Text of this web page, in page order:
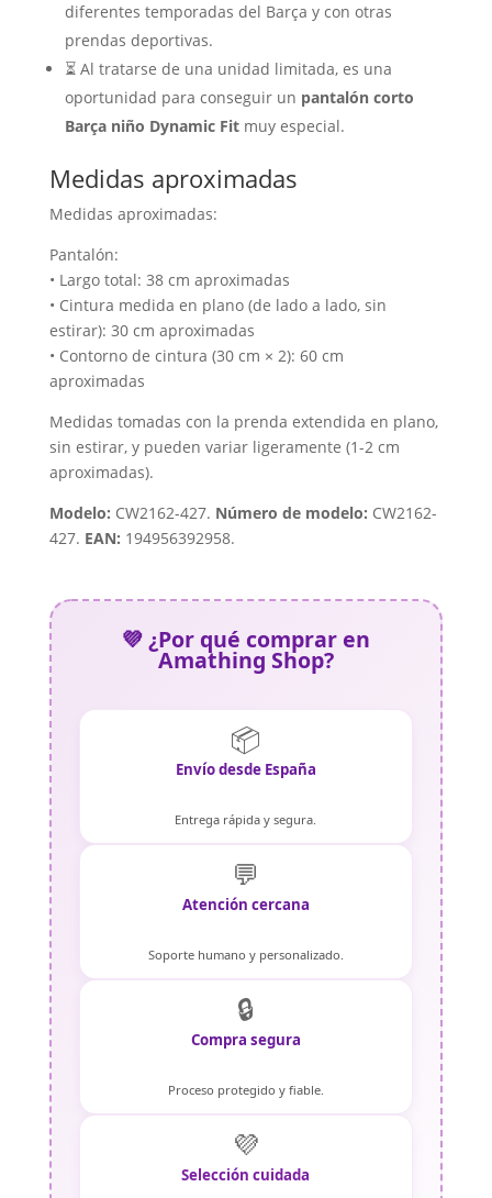
diferentes temporadas del Barça y con otras
prendas deportivas.
⏳ Al tratarse de una unidad limitada, es una
oportunidad para conseguir un pantalón corto
Barça niño Dynamic Fitmuy especial.
Medidas aproximadas
Medidas aproximadas:
Pantalón:
• Largo total: 38 cm aproximadas
• Cintura medida en plano (de lado a lado, sin
estirar): 30 cm aproximadas
• Contorno de cintura (30 cm × 2): 60 cm
aproximadas
Medidas tomadas con la prenda extendida en plano,
sin estirar, y pueden variar ligeramente (1-2 cm
aproximadas).
Modelo: CW2162-427. Número de modelo: CW2162-
427. EAN: 194956392958.
💜 ¿Por qué comprar en
Amathing Shop?
📦
Envío desde España
Entrega rápida y segura.
💬
Atención cercana
Soporte humano y personalizado.
🔒
Compra segura
Proceso protegido y fiable.
💜
Selección cuidada